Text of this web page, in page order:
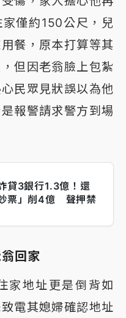
僅約150公尺，兒
餐，原本打算等其
但因老翁臉上包紮
民眾見狀誤以為他
報警請求警方到場
貸3銀行1.3億！還
鈔票」削4億 聲押禁
回家
家地址更是倒背如
電其媳婦確認地址